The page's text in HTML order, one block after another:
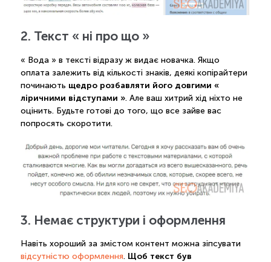
2. Текст « ні про що »
« Вода » в тексті відразу ж видає новачка. Якщо
оплата залежить від кількості знаків, деякі копірайтери
починають щедро розбавляти його довгими «
ліричними відступами ». Але ваш хитрий хід ніхто не
оцінить. Будьте готові до того, що все зайве вас
попросять скоротити.
3. Немає структури і оформлення
Навіть хороший за змістом контент можна зіпсувати
відсутністю оформлення. Щоб текст був